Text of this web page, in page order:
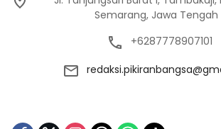
Semarang, Jawa Tengah
+6287778907101